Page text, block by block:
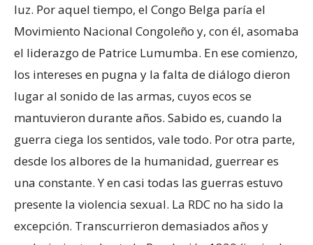
luz. Por aquel tiempo, el Congo Belga paría el
Movimiento Nacional Congoleño y, con él, asomaba
el liderazgo de Patrice Lumumba. En ese comienzo,
los intereses en pugna y la falta de diálogo dieron
lugar al sonido de las armas, cuyos ecos se
mantuvieron durante años. Sabido es, cuando la
guerra ciega los sentidos, vale todo. Por otra parte,
desde los albores de la humanidad, guerrear es
una constante. Y en casi todas las guerras estuvo
presente la violencia sexual. La RDC no ha sido la
excepción. Transcurrieron demasiados años y